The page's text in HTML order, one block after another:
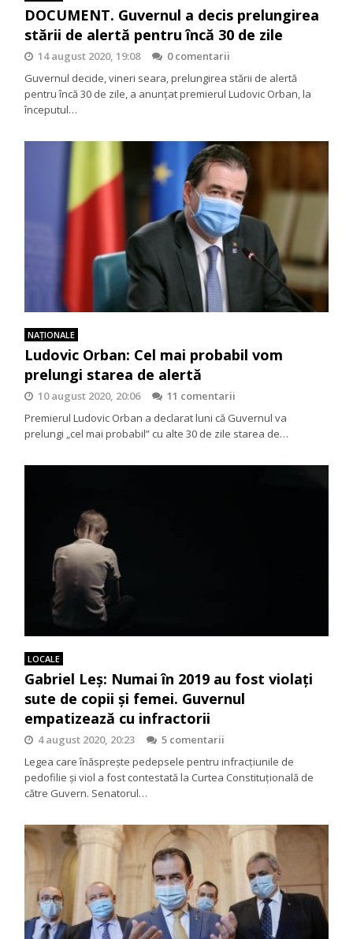
DOCUMENT. Guvernul a decis prelungirea
stării de alertă pentru încă 30 de zile
14 august 2020, 19:08
0 comentarii
Guvernul decide, vineri seara, prelungirea stării de alertă
pentru încă 30 de zile, a anunțat premierul Ludovic Orban, la
începutul…
NAŢIONALE
Ludovic Orban: Cel mai probabil vom
prelungi starea de alertă
10 august 2020, 20:06
11 comentarii
Premierul Ludovic Orban a declarat luni că Guvernul va
prelungi „cel mai probabil” cu alte 30 de zile starea de…
LOCALE
Gabriel Leș: Numai în 2019 au fost violați
sute de copii și femei. Guvernul
empatizează cu infractorii
4 august 2020, 20:23
5 comentarii
Legea care înăsprește pedepsele pentru infracțiunile de
pedofilie și viol a fost contestată la Curtea Constituțională de
către Guvern. Senatorul…